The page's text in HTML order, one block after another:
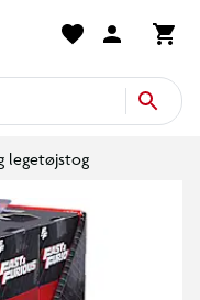
legetøjstog